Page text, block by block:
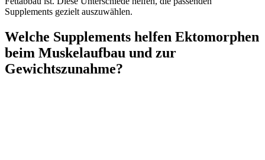
Supplements gezielt auszuwählen.
Welche Supplements helfen Ektomorphen
beim Muskelaufbau und zur
Gewichtszunahme?